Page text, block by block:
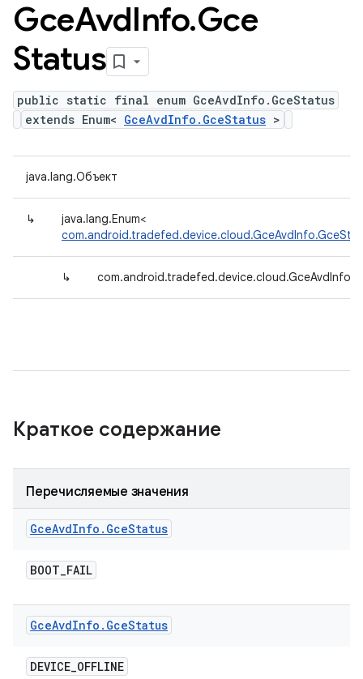
GceAvdInfo.Gce
Status
public static final enum GceAvdInfo.GceStatus
extends Enum< GceAvdInfo.GceStatus >
java.lang.Объект
↳
java.lang.Enum<
↳
Краткое содержание
Перечисляемые значения
GceAvdInfo . GceStatus
BOOT_FAIL
GceAvdInfo . GceStatus
DEVICE_OFFLINE